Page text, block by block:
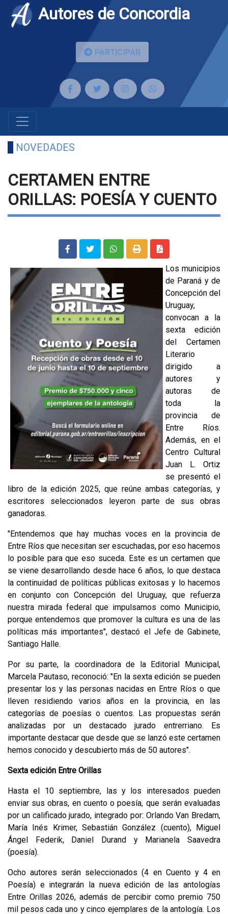
Autores de Concordia
PARTICIPAR
NOVEDADES
CERTAMEN ENTRE
ORILLAS: POESÍA Y CUENTO
Los municipios
de Paraná y de
Concepción del
Uruguay,
convocan a la
sexta edición
del Certamen
Literario
dirigido a
autores y
autoras de
toda la
provincia de
Entre Ríos.
Además, en el
Centro Cultural
Juan L. Ortiz
se presentó el
libro de la edición 2025, que reúne ambas categorías, y
escritores seleccionados leyeron parte de sus obras
ganadoras.
"Entendemos que hay muchas voces en la provincia de
Entre Ríos que necesitan ser escuchadas, por eso hacemos
lo posible para que eso suceda. Este es un certamen que
se viene desarrollando desde hace 6 años, lo que destaca
la continuidad de políticas públicas exitosas y lo hacemos
en conjunto con Concepción del Uruguay, que refuerza
nuestra mirada federal que impulsamos como Municipio,
porque entendemos que promover la cultura es una de las
políticas más importantes", destacó el Jefe de Gabinete,
Santiago Halle.
Por su parte, la coordinadora de la Editorial Municipal,
Marcela Pautaso, reconoció: "En la sexta edición se pueden
presentar los y las personas nacidas en Entre Ríos o que
lleven residiendo varios años en la provincia, en las
categorías de poesías o cuentos. Las propuestas serán
analizadas por un destacado jurado entrerriano. Es
importante destacar que desde que se lanzó este certamen
hemos conocido y descubierto más de 50 autores".
Sexta edición Entre Orillas
Hasta el 10 septiembre, las y los interesados pueden
enviar sus obras, en cuento o poesía, que serán evaluadas
por un calificado jurado, integrado por: Orlando Van Bredam,
María Inés Krimer, Sebastián González (cuento), Miguel
Ángel Federik, Daniel Durand y Marianela Saavedra
(poesía).
Ocho autores serán seleccionados (4 en Cuento y 4 en
Poesía) e integrarán la nueva edición de las antologías
Entre Orillas 2026, además de percibir como premio 750
mil pesos cada uno y cinco ejemplares de la antología. Los